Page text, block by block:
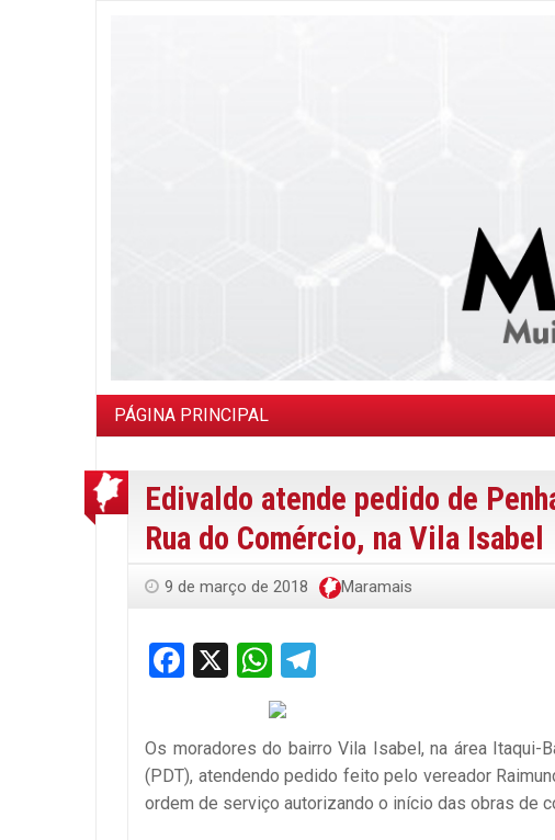
PÁGINA PRINCIPAL
Edivaldo atende pedido de
Rua do Comércio, na Vila Isabel
9 de março de 2018 Maramais
Facebook
X WhatsApp
Os moradores do bairro Vila Isabel, na área Itaqui-
(PDT), atendendo pedido feito pelo vereador
ordem de serviço autorizando o início das obras de